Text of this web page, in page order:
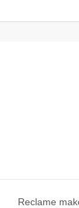
Reclame